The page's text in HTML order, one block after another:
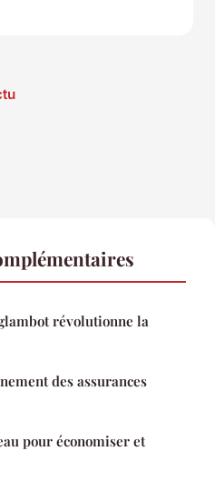
révolutionne la
des assurances
pour économiser et